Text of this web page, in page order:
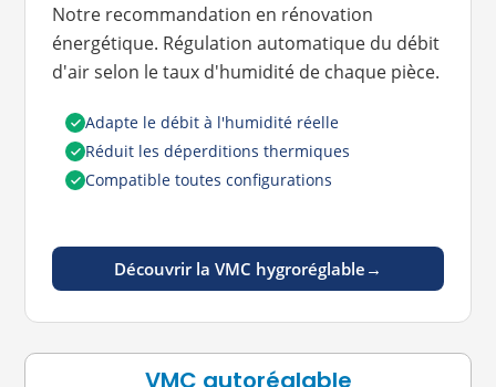
Notre recommandation en rénovation
énergétique. Régulation automatique du débit
d'air selon le taux d'humidité de chaque pièce.
Adapte le débit à l'humidité réelle
Réduit les déperditions thermiques
Compatible toutes configurations
Découvrir la VMC hygroréglable
VMC autoréglable